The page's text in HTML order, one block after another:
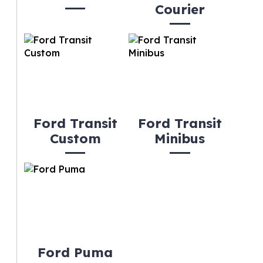
Courier
Ford Transit
Custom
Ford Transit
Minibus
Ford Puma